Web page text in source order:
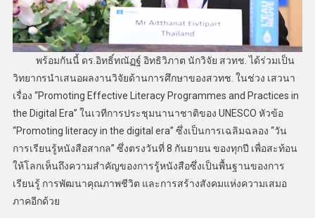
พร้อมกันนี้ ดร.อิทธิ์ทณัฏฐ์ อิทธิวิภาต นักวิจัย สวทช. ได้ร่วมเป็น
วิทยากรนำเสนอผลงานวิจัยด้านการศึกษาของสวทช. ในช่วง เสวนา
เรื่อง “Promoting Effective Literacy Programmes and Practices in
the Digital Era” ในเวทีการประชุมนานาชาติของ UNESCO หัวข้อ
“Promoting literacy in the digital era” ซึ่งเป็นการเฉลิมฉลอง “วัน
การเรียนรู้หนังสือสากล” ซึ่งตรงวันที่ 8 กันยายน ของทุกปี เพื่อสะท้อน
ให้โลกเห็นถึงความสำคัญของการรู้หนังสือซึ่งเป็นพื้นฐานของการ
เรียนรู้ การพัฒนาคุณภาพชีวิต และการสร้างสังคมแห่งความเสมอ
ภาคอีกด้วย